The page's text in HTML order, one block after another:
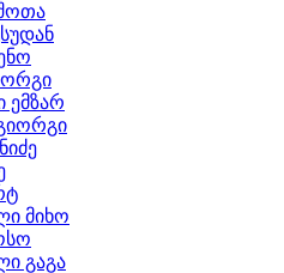
ემზარ
მიხო
გაგა